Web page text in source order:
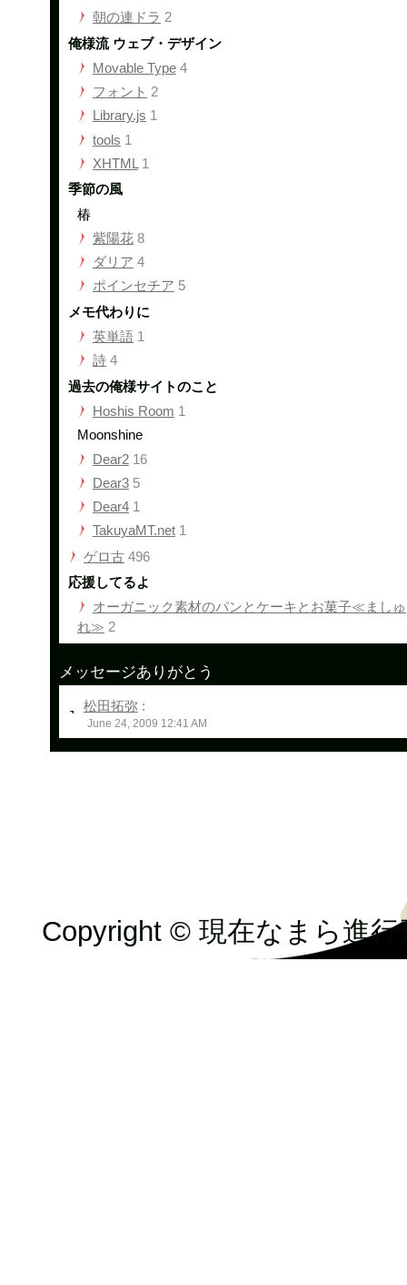
朝の連ドラ 2
俺様流 ウェブ・デザイン
Movable Type4
フォント 2
Library.js 1
tools 1
XHTML 1
季節の風
椿
紫陽花8
ダリア 4
ポインセチア 5
メモ代わりに
英単語1
詩4
過去の俺様サイトのこと
Hoshis Room 1
Moonshine
Dear216
Dear35
Dear41
TakuyaMT.net1
ゲロ古496
応援してるよ
オーガニック素材のパンとケーキとお菓子≪ましゅ
れ≫ 2
メッセージありがとう
松田拓弥:
June 24, 2009 12:41 AM
Copyright © 現在なまら進